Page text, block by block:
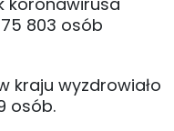
803 osób
kraju wyzdrowiało
osób.